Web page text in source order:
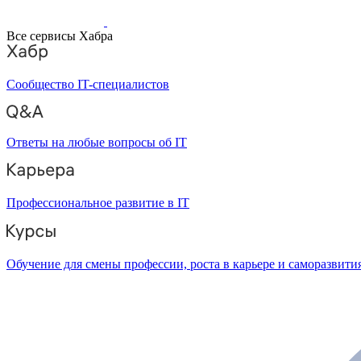
Все сервисы Хабра
Сообщество IT-специалистов
Ответы на любые вопросы об IT
Профессиональное развитие в IT
Обучение для смены профессии, роста в карьере и